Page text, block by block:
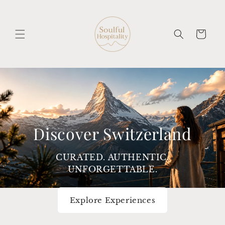
Warenkorb
Discover Switzerland
CURATED. AUTHENTIC.
UNFORGETTABLE.
Explore Experiences